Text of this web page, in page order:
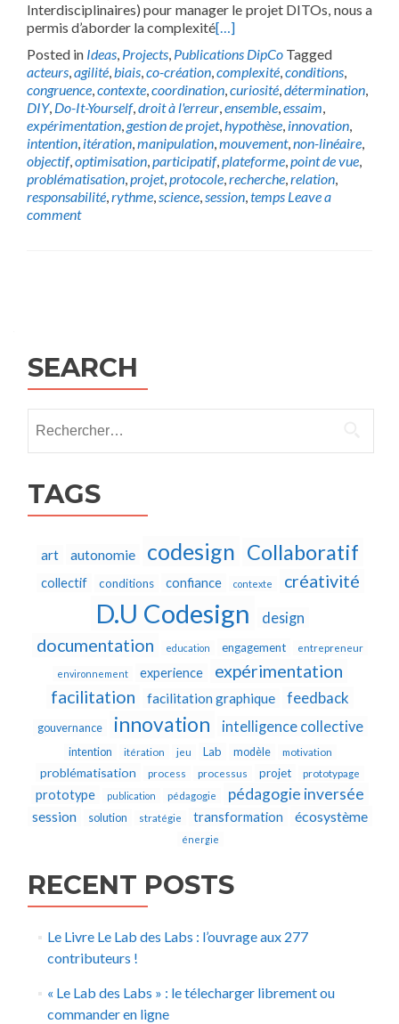
Interdisciplinaires) pour manager le projet DITOs, nous a
permis d’aborder la complexité[…]
Posted in Ideas, Projects, Publications DipCo Tagged
acteurs,agilité,biais,co-création,complexité,conditions,
congruence,contexte,coordination,curiosité,détermination,
DIY, Do-It-Yourself,droit à l'erreur,ensemble,essaim,
expérimentation,gestion de projet,hypothèse, innovation,
intention, itération,manipulation,mouvement,non-linéaire,
objectif,optimisation,participatif,plateforme,point de vue,
problématisation,projet,protocole,recherche,relation,
responsabilité,rythme,science,session,temps Leave a
comment
SEARCH
TAGS
art autonomie codesign Collaboratif
collectif conditions confiance contexte créativité
D.U Codesign design
documentation education engagement entrepreneur
environnement experience
expérimentation
facilitation
facilitation graphique feedback
gouvernance innovation intelligence collective
intention itération jeu Lab modèle motivation
problématisation process processus projet prototypage
prototype publication pédagogie pédagogie inversée
session solution stratégie transformation écosystème
énergie
RECENT POSTS
Le Livre Le Lab des Labs : l’ouvrage aux 277
contributeurs !
« Le Lab des Labs » : le télecharger librement ou
commander en ligne